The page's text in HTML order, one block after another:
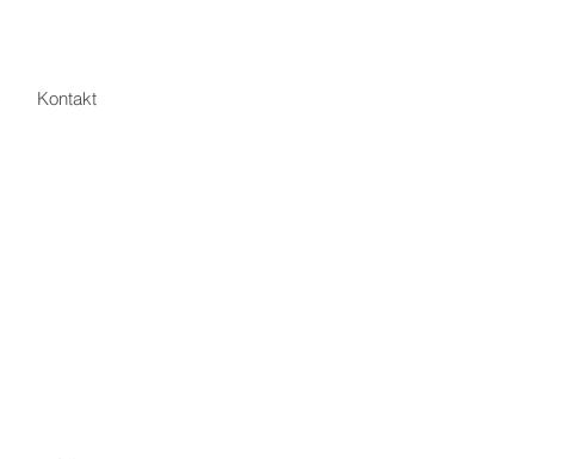
Kontakt